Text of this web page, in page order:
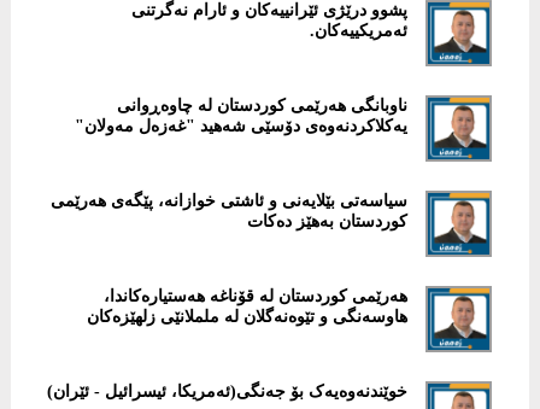
پشوو درێژی ئێرانییەکان و ئارام نەگرتنی
ئەمریکییەکان.
ناوبانگی هەرێمی کوردستان لە چاوەڕوانی
یەکلاکردنەوەی دۆسێی شەهید "غەزەل مەولان"
سیاسەتی بێلایەنی و ئاشتی خوازانە، پێگەی هەرێمی
کوردستان بەهێز دەکات
هەرێمی کوردستان لە قۆناغە هەستیارەکاندا،
هاوسەنگی و تێوەنەگلان لە ململانێی زلهێزەکان
خوێندنەوەیەک بۆ جەنگی(ئەمریکا، ئیسرائیل - ئێران)